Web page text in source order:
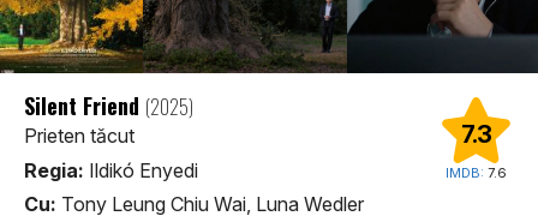
7.3
IMDB: 7.6
Silent Friend (2025)
Prieten tăcut
Regia: Ildikó Enyedi
Cu: Tony Leung Chiu Wai, Luna Wedler